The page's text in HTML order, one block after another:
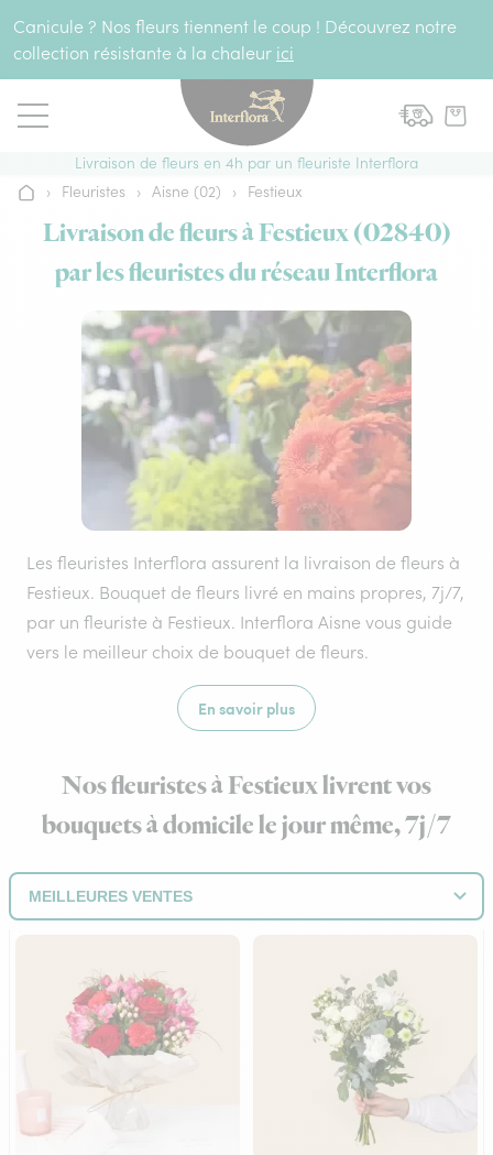
Canicule ? Nos fleurs tiennent le coup ! Découvrez notre
collection résistante à la chaleur ici
Livraison de fleurs en 4h par un fleuriste Interflora
Accueil
› Fleuristes › Aisne (02) › Festieux
Livraison de fleurs à Festieux (02840)
par les fleuristes du réseau Interflora
Les fleuristes Interflora assurent la livraison de fleurs à
Festieux. Bouquet de fleurs livré en mains propres, 7j/7,
par un fleuriste à Festieux. Interflora Aisne vous guide
vers le meilleur choix de bouquet de fleurs.
En savoir plus
Nos fleuristes à Festieux livrent vos
bouquets à domicile le jour même, 7j/7